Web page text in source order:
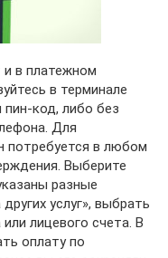
и в платежном
в терминале
код, либо без
Для
потребуется в любом
Выберите
разные
услуг», выбрать
лицевого счета. В
оплату по